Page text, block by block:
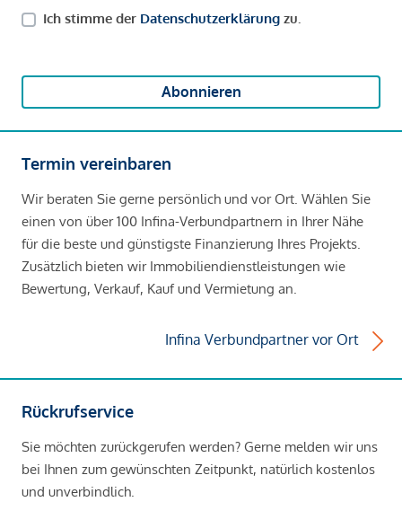
Ich stimme der Datenschutzerklärung zu.
Abonnieren
Termin vereinbaren
Wir beraten Sie gerne persönlich und vor Ort. Wählen Sie
einen von über 100 Infina-Verbundpartnern in Ihrer Nähe
für die beste und günstigste Finanzierung Ihres Projekts.
Zusätzlich bieten wir Immobiliendienstleistungen wie
Bewertung, Verkauf, Kauf und Vermietung an.
Infina Verbundpartner vor Ort
Rückrufservice
Sie möchten zurückgerufen werden? Gerne melden wir uns
bei Ihnen zum gewünschten Zeitpunkt, natürlich kostenlos
und unverbindlich.